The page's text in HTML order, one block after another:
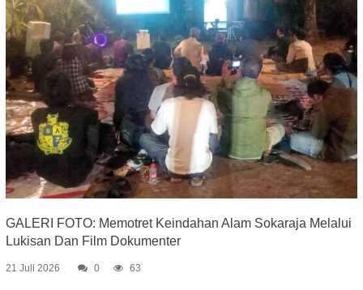
GALERI FOTO: Memotret Keindahan Alam Sokaraja Melalui
Lukisan Dan Film Dokumenter
21 Juli 2026 0 63